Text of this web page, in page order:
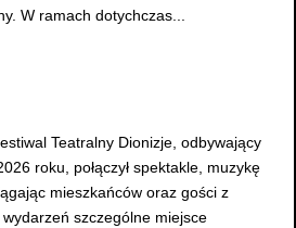
W ramach dotychczas...
Teatralny Dionizje, odbywający
roku, połączył spektakle, muzykę
mieszkańców oraz gości z
szczególne miejsce